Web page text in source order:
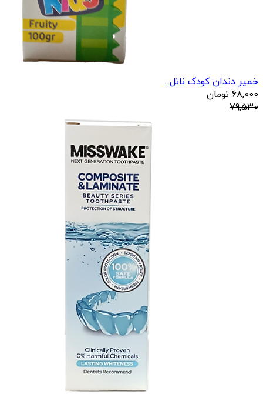
خمیر دندان کودک ناتل...
68,000 تومان
79,530